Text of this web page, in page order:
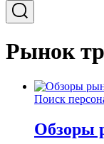
Рынок
Поиск
Обзоры